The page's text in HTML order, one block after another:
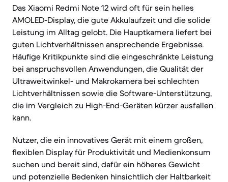
Das Xiaomi Redmi Note 12 wird oft für sein helles
AMOLED-Display, die gute Akkulaufzeit und die solide
Leistung im Alltag gelobt. Die Hauptkamera liefert bei
guten Lichtverhältnissen ansprechende Ergebnisse.
Häufige Kritikpunkte sind die eingeschränkte Leistung
bei anspruchsvollen Anwendungen, die Qualität der
Ultraweitwinkel- und Makrokamera bei schlechten
Lichtverhältnissen sowie die Software-Unterstützung,
die im Vergleich zu High-End-Geräten kürzer ausfallen
kann.
Nutzer, die ein innovatives Gerät mit einem großen,
flexiblen Display für Produktivität und Medienkonsum
suchen und bereit sind, dafür ein höheres Gewicht
und potenzielle Bedenken hinsichtlich der Haltbarkeit